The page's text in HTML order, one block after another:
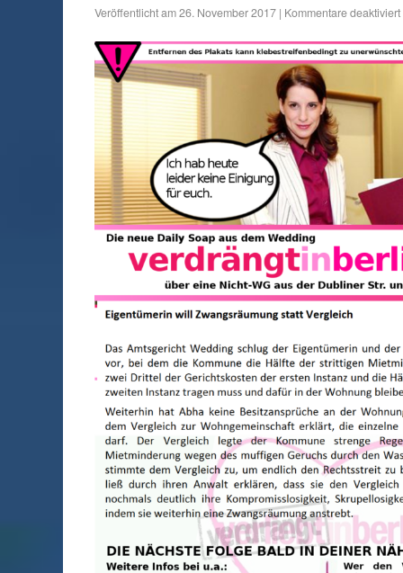
Veröffentlicht am26. November 2017 | Kommentare deaktiviert